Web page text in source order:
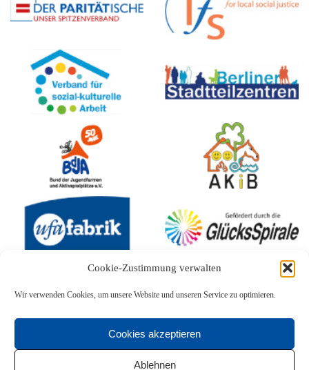
Cookie-Zustimmung verwalten
Wir verwenden Cookies, um unsere Website und unseren Service zu optimieren.
Cookies akzeptieren
Ablehnen